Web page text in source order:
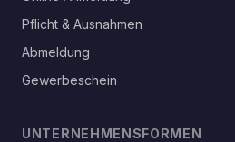
Pflicht & Ausnahmen
Abmeldung
Gewerbeschein
UNTERNEHMENSFORMEN